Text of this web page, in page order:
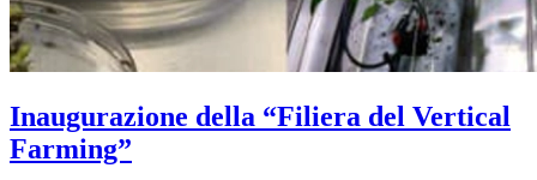
Inaugurazione della “Filiera del Vertical
Farming”